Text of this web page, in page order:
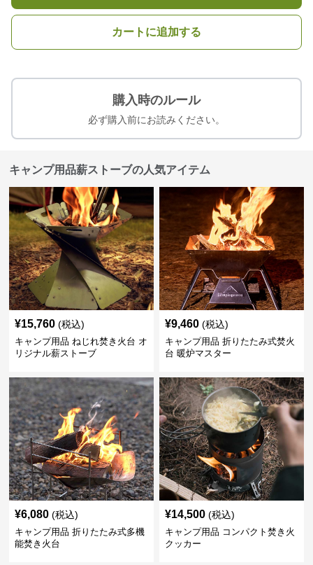
カートに追加する
購入時のルール
必ず購入前にお読みください。
キャンプ用品薪ストーブの人気アイテム
¥15,760 (税込)
キャンプ用品 ねじれ焚き火台 オ
リジナル薪ストーブ
¥9,460 (税込)
キャンプ用品 折りたたみ式焚火
台 暖炉マスター
¥6,080 (税込)
キャンプ用品 折りたたみ式多機
能焚き火台
¥14,500 (税込)
キャンプ用品 コンパクト焚き火
クッカー